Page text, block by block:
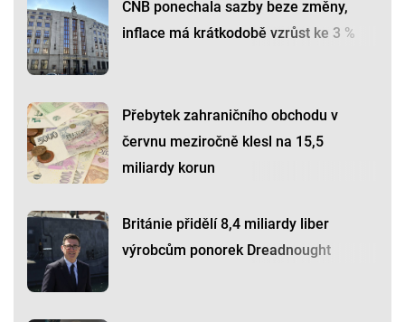
ČNB ponechala sazby beze změny,
inflace má krátkodobě vzrůst ke 3 %
Přebytek zahraničního obchodu v
červnu meziročně klesl na 15,5
miliardy korun
Británie přidělí 8,4 miliardy liber
výrobcům ponorek Dreadnought